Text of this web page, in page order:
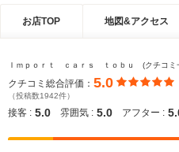
お店TOP 地図&アクセス
Ｉｍｐｏｒｔ ｃａｒｓ ｔｏｂｕ (クチコミ
クチコミ総合評価： 5.0
（投稿数1942件）
接客 : 5.0 雰囲気 : 5.0 アフター :